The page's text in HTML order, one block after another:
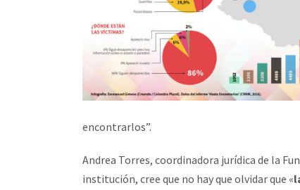
encontrarlos”.
Andrea Torres, coordinadora jurídica de la
institución, cree que no hay que olvidar que «